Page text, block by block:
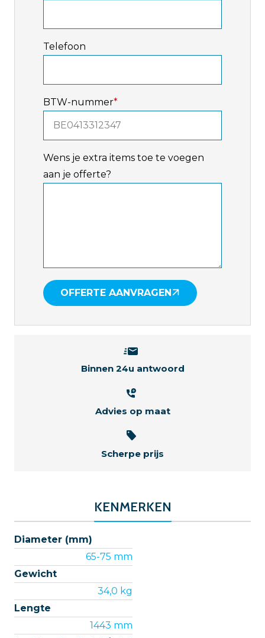
Telefoon
BTW-nummer*
Wens je extra items toe te voegen
aan je offerte?
OFFERTE AANVRAGEN
Binnen 24u antwoord
Advies op maat
Scherpe prijs
KENMERKEN
Diameter (mm)
65-75 mm
Gewicht
34,0 kg
Lengte
1443 mm